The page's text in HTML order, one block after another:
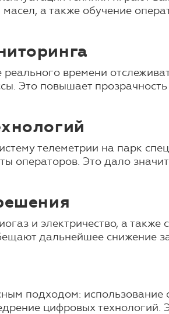
а также обучение
времени
Это повышает
телеметрии на парк
операторов. Это дало
и электричество, а
дальнейшее снижение
подходом:
цифровых